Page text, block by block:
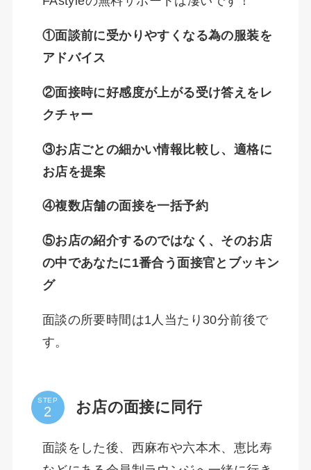
①面談前に受かりやすくなる為の服装を
アドバイス
②面接時に好感度が上がる受け答えをレ
クチャー
③お店ごとの細かい情報比較し、適格に
お店を提案
④複数店舗の面接を一括予約
⑤お店の紹介するのではなく、そのお店
の中であなたに1番合う面接官とブッキン
グ
面談の所要時間は1人当たり30分前後で
す。
STEP お店の面接に同行
面談をした後、西麻布や六本木、恵比寿